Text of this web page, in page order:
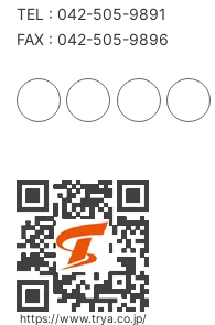
TEL : 042-505-9891
FAX : 042-505-9896
https://www.trya.co.jp/